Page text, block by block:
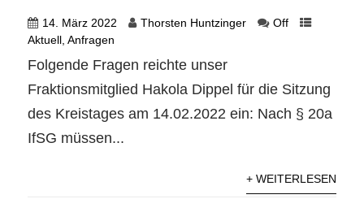
14. März 2022 Thorsten Huntzinger
Off
Aktuell,Anfragen
Folgende Fragen reichte unser
Fraktionsmitglied Hakola Dippel für die Sitzung
des Kreistages am 14.02.2022 ein: Nach § 20a
IfSG müssen...
+ WEITERLESEN